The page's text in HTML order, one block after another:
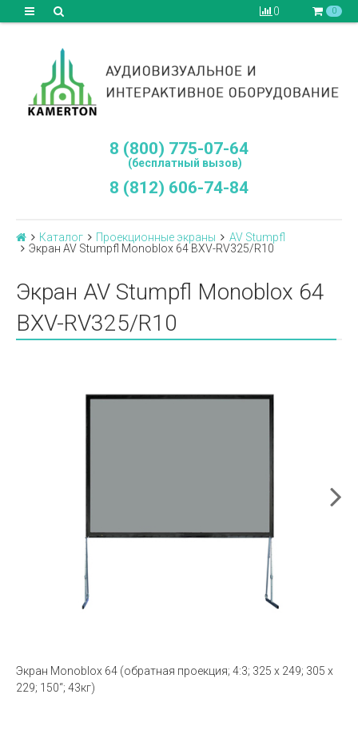
0 0
8 (800) 775-07-64
(бесплатный вызов)
8 (812) 606-74-84
Каталог Проекционные экраны
AV Stumpfl
Экран AV Stumpfl Monoblox 64 BXV-RV325/R10
Экран AV Stumpfl Monoblox 64
BXV-RV325/R10
Экран Monoblox 64 (обратная проекция; 4:3; 325 x 249; 305 x
229; 150“; 43кг)